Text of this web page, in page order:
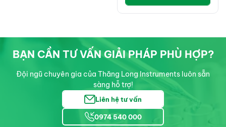
BẠN CẦN TƯ VẤN GIẢI PHÁP PHÙ HỢP?
Đội ngũ chuyên gia của Thăng Long Instruments luôn sẵn
sàng hỗ trợ!
Liên hệ tư vấn
0974 540 000